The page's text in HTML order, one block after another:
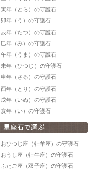
寅年（とら）の守護石
卯年（う）の守護石
辰年（たつ）の守護石
巳年（み）の守護石
午年（うま）の守護石
未年（ひつじ）の守護石
申年（さる）の守護石
酉年（とり）の守護石
戌年（いぬ）の守護石
亥年（い）の守護石
おひつじ座（牡羊座）の守護石
おうし座（牡牛座）の守護石
ふたご座（双子座）の守護石